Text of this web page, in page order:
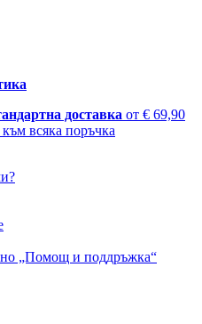
доставка от € 69,90
всяка поръчка
„Помощ и поддръжка“